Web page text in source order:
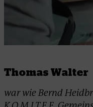
Thomas Walter
war wie Bernd